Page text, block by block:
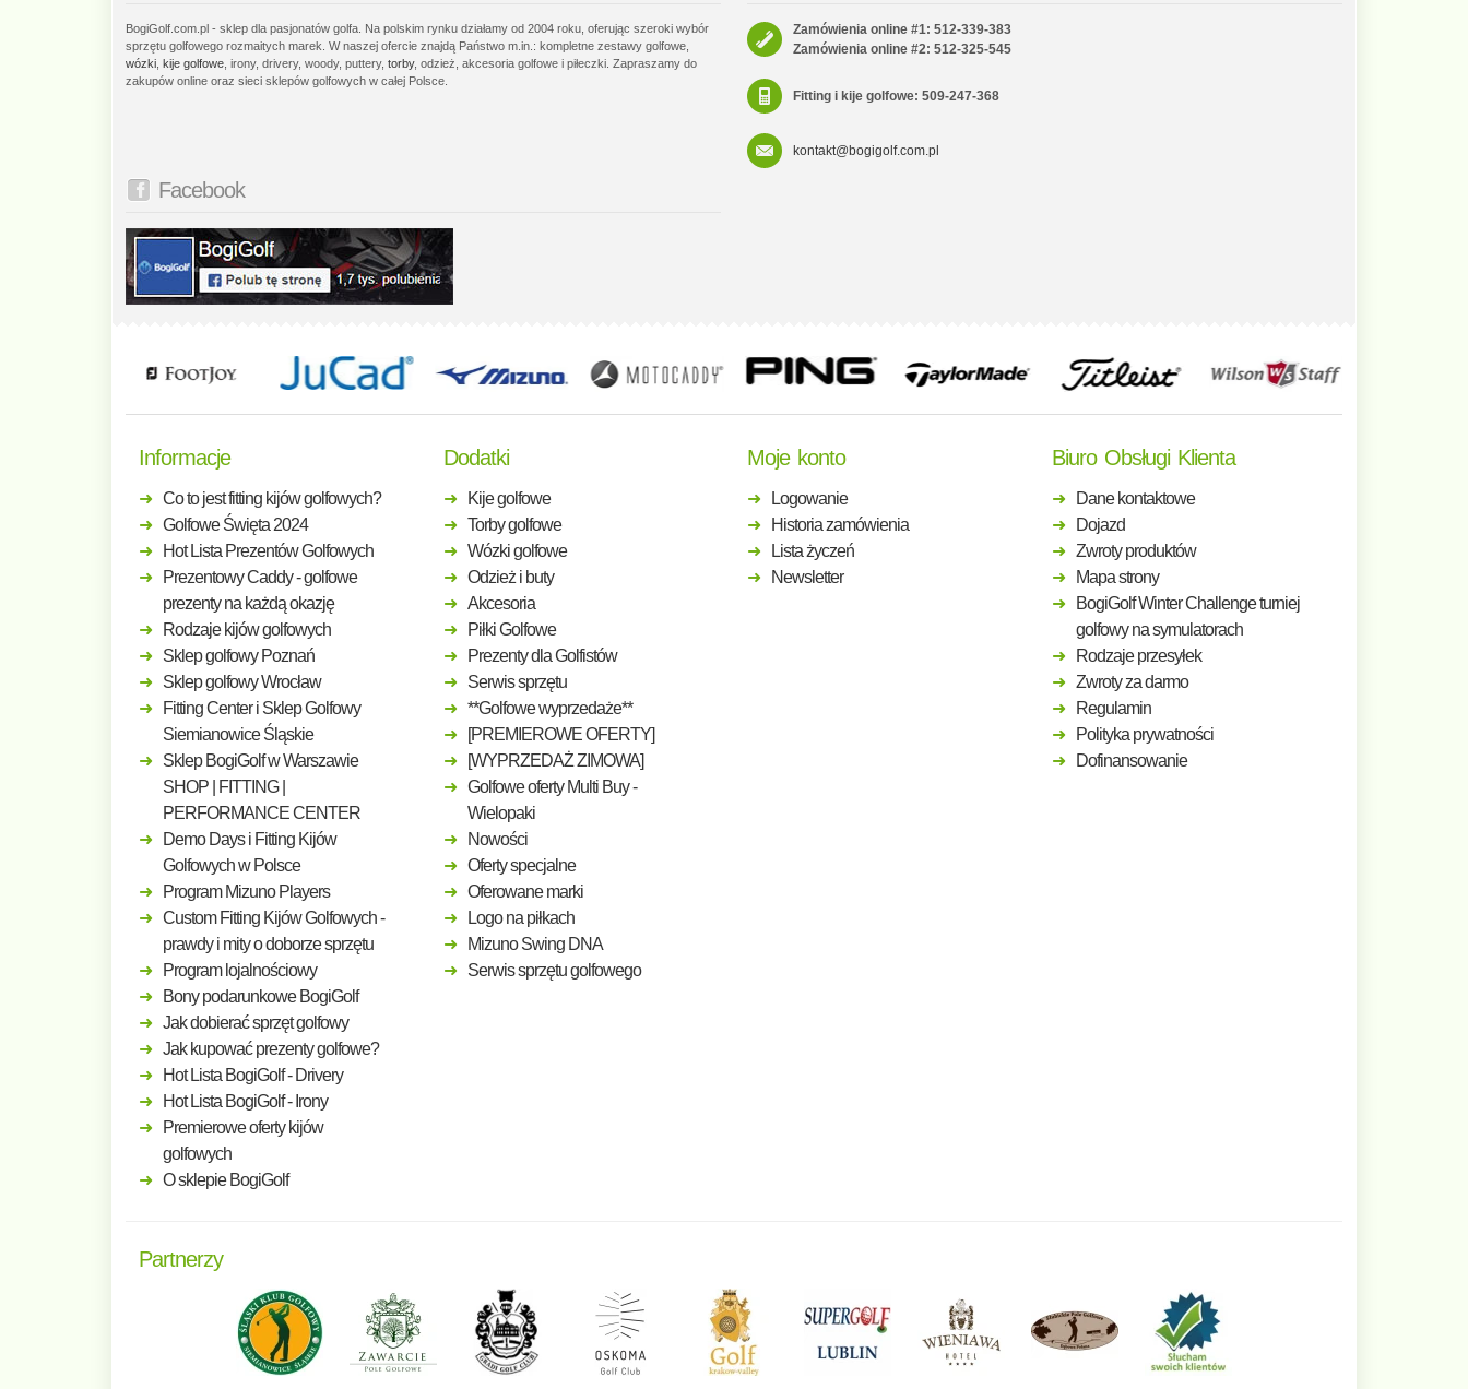
BogiGolf.com.pl - sklep dla pasjonatów golfa. Na polskim rynku działamy od 2004 roku, oferując szeroki wybór
sprzętu golfowego rozmaitych marek. W naszej ofercie znajdą Państwo m.in.: kompletne zestawy golfowe,
wózki kije golfowe , irony, drivery, woody, puttery, torby, odzież, akcesoria golfowe i piłeczki. Zapraszamy do
zakupów online oraz sieci sklepów golfowych w całej Polsce.
Zamówienia online #1: 512-339-383
Zamówienia online #2: 512-325-545
Fitting i kije golfowe: 509-247-368
kontakt@bogigolf.com.pl
Facebook
Informacje
Co to jest fitting kijów golfowych?
Golfowe Święta 2024
Hot Lista Prezentów Golfowych
Prezentowy Caddy - golfowe
prezenty na każdą okazję
Rodzaje kijów golfowych
Sklep golfowy Poznań
Sklep golfowy Wrocław
Fitting Center i Sklep Golfowy
Siemianowice Śląskie
Sklep BogiGolf w Warszawie
SHOP | FITTING |
PERFORMANCE CENTER
Demo Days i Fitting Kijów
Golfowych w Polsce
Program Mizuno Players
Custom Fitting Kijów Golfowych -
prawdy i mity o doborze sprzętu
Program lojalnościowy
Bony podarunkowe BogiGolf
Jak dobierać sprzęt golfowy
Jak kupować prezenty golfowe?
Hot Lista BogiGolf - Drivery
Hot Lista BogiGolf - Irony
Premierowe oferty kijów
golfowych
O sklepie BogiGolf
Dodatki
Kije golfowe
Torby golfowe
Wózki golfowe
Odzież i buty
Akcesoria
Piłki Golfowe
Prezenty dla Golfistów
Serwis sprzętu
**Golfowe wyprzedaże**
[PREMIEROWE OFERTY]
[WYPRZEDAŻ ZIMOWA]
Golfowe oferty Multi Buy -
Wielopaki
Nowości
Oferty specjalne
Oferowane marki
Logo na piłkach
Mizuno Swing DNA
Serwis sprzętu golfowego
Moje konto
Logowanie
Historia zamówienia
Lista życzeń
Newsletter
Biuro Obsługi Klienta
Dane kontaktowe
Dojazd
Zwroty produktów
Mapa strony
BogiGolf Winter Challenge turniej
golfowy na symulatorach
Rodzaje przesyłek
Zwroty za darmo
Regulamin
Polityka prywatności
Dofinansowanie
Partnerzy